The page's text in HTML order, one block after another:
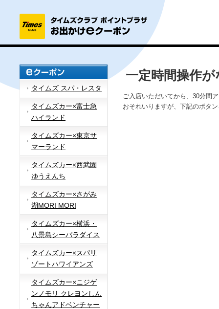
タイムズ スパ・レスタ
タイムズカー×富士急
ハイランド
タイムズカー×東京サ
マーランド
タイムズカー×西武園
ゆうえんち
タイムズカー×さがみ
湖MORI MORI
タイムズカー×横浜・
八景島シーパラダイス
タイムズカー×スパリ
ゾートハワイアンズ
タイムズカー×ニジゲ
ンノモリ クレヨンしん
ちゃんアドベンチャー
一定時間操作
ご入店いただいてから、30分間
おそれいりますが、下記のボタ